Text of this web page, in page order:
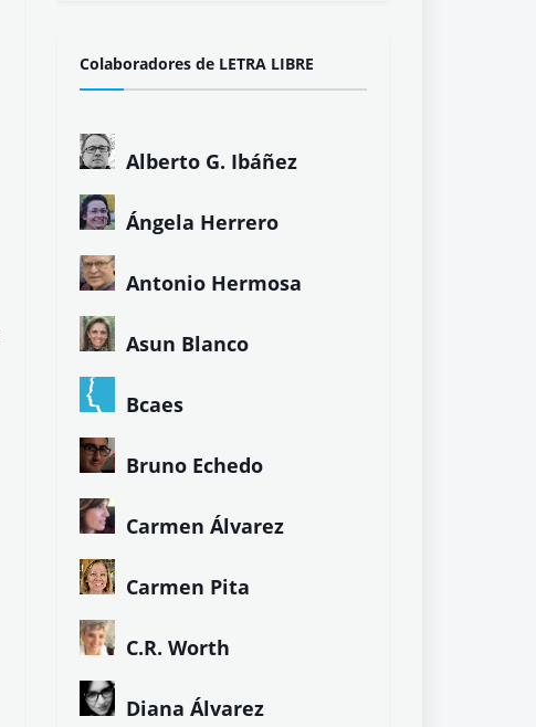
Colaboradores de LETRA LIBRE
Alberto G. Ibáñez
Ángela Herrero
Antonio Hermosa
Asun Blanco
Bcaes
Bruno Echedo
Carmen Álvarez
Carmen Pita
C.R. Worth
Diana Álvarez